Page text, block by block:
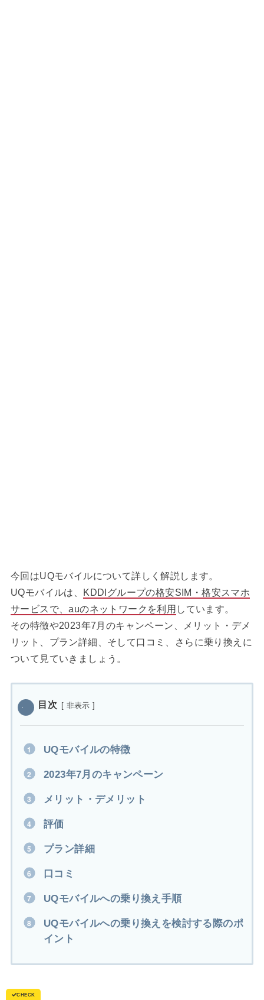
今回はUQモバイルについて詳しく解説します。
UQモバイルは、
KDDIグループの格安SIM・格安スマホ
サービスで、auのネットワークを利用 しています。
その特徴や2023年7月のキャンペーン、メリット・デメ
リット、プラン詳細、そして口コミ、さらに乗り換えに
ついて見ていきましょう。
目次 [ 非表示 ]
UQモバイルの特徴
2023年7月のキャンペーン
メリット・デメリット
評価
プラン詳細
口コミ
UQモバイルへの乗り換え手順
UQモバイルへの乗り換えを検討する際のポ
イント